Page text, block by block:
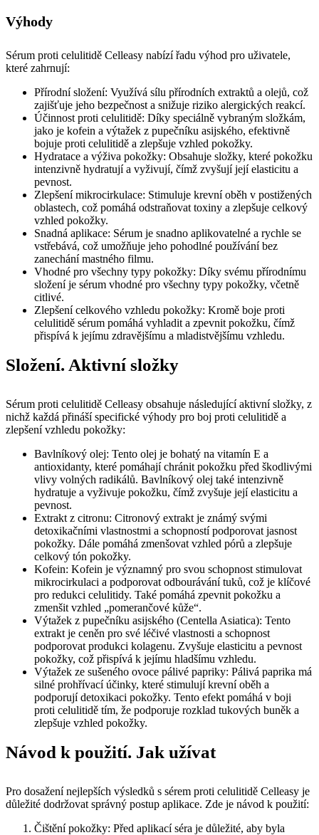
Výhody
Sérum proti celulitidě Celleasy nabízí řadu výhod pro uživatele,
které zahrnují:
Přírodní složení: Využívá sílu přírodních extraktů a olejů, což
zajišťuje jeho bezpečnost a snižuje riziko alergických reakcí.
Účinnost proti celulitidě: Díky speciálně vybraným složkám,
jako je kofein a výtažek z pupečníku asijského, efektivně
bojuje proti celulitidě a zlepšuje vzhled pokožky.
Hydratace a výživa pokožky: Obsahuje složky, které pokožku
intenzivně hydratují a vyživují, čímž zvyšují její elasticitu a
pevnost.
Zlepšení mikrocirkulace: Stimuluje krevní oběh v postižených
oblastech, což pomáhá odstraňovat toxiny a zlepšuje celkový
vzhled pokožky.
Snadná aplikace: Sérum je snadno aplikovatelné a rychle se
vstřebává, což umožňuje jeho pohodlné používání bez
zanechání mastného filmu.
Vhodné pro všechny typy pokožky: Díky svému přírodnímu
složení je sérum vhodné pro všechny typy pokožky, včetně
citlivé.
Zlepšení celkového vzhledu pokožky: Kromě boje proti
celulitidě sérum pomáhá vyhladit a zpevnit pokožku, čímž
přispívá k jejímu zdravějšímu a mladistvějšímu vzhledu.
Složení. Aktivní složky
Sérum proti celulitidě Celleasy obsahuje následující aktivní složky, z
nichž každá přináší specifické výhody pro boj proti celulitidě a
zlepšení vzhledu pokožky:
Bavlníkový olej: Tento olej je bohatý na vitamín E a
antioxidanty, které pomáhají chránit pokožku před škodlivými
vlivy volných radikálů. Bavlníkový olej také intenzivně
hydratuje a vyživuje pokožku, čímž zvyšuje její elasticitu a
pevnost.
Extrakt z citronu: Citronový extrakt je známý svými
detoxikačními vlastnostmi a schopností podporovat jasnost
pokožky. Dále pomáhá zmenšovat vzhled pórů a zlepšuje
celkový tón pokožky.
Kofein: Kofein je významný pro svou schopnost stimulovat
mikrocirkulaci a podporovat odbourávání tuků, což je klíčové
pro redukci celulitidy. Také pomáhá zpevnit pokožku a
zmenšit vzhled „pomerančové kůže“.
Výtažek z pupečníku asijského (Centella Asiatica): Tento
extrakt je ceněn pro své léčivé vlastnosti a schopnost
podporovat produkci kolagenu. Zvyšuje elasticitu a pevnost
pokožky, což přispívá k jejímu hladšímu vzhledu.
Výtažek ze sušeného ovoce pálivé papriky: Pálivá paprika má
silné prohřívací účinky, které stimulují krevní oběh a
podporují detoxikaci pokožky. Tento efekt pomáhá v boji
proti celulitidě tím, že podporuje rozklad tukových buněk a
zlepšuje vzhled pokožky.
Návod k použití. Jak užívat
Pro dosažení nejlepších výsledků s sérem proti celulitidě Celleasy je
důležité dodržovat správný postup aplikace. Zde je návod k použití:
Čištění pokožky: Před aplikací séra je důležité, aby byla